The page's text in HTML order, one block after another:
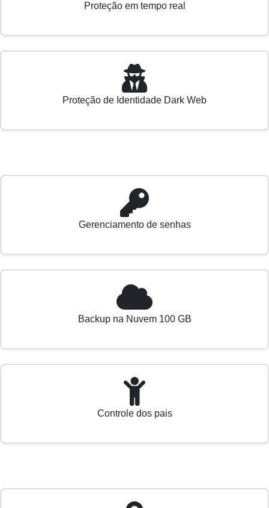
Proteção em tempo real
Proteção de Identidade Dark Web
Gerenciamento de senhas
Backup na Nuvem 100 GB
Controle dos pais